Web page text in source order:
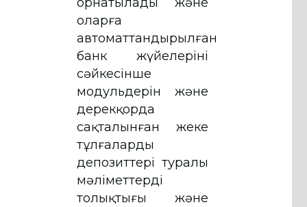
оларға
автоматтандырылған
банк жүйелерінің
сәйкесінше
модульдерін және
дерекқорда
сақталынған жеке
тұлғалардың
депозиттері туралы
мәліметтердің
толықтығы және